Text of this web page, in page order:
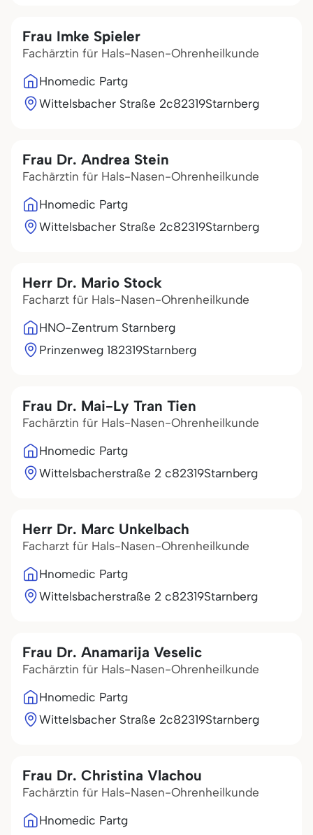
Frau Imke Spieler
Fachärztin für Hals-Nasen-Ohrenheilkunde
Hnomedic Partg
Wittelsbacher Straße 2c82319Starnberg
Frau Dr. Andrea Stein
Fachärztin für Hals-Nasen-Ohrenheilkunde
Hnomedic Partg
Wittelsbacher Straße 2c82319Starnberg
Herr Dr. Mario Stock
Facharzt für Hals-Nasen-Ohrenheilkunde
HNO-Zentrum Starnberg
Prinzenweg 182319Starnberg
Frau Dr. Mai-Ly Tran Tien
Fachärztin für Hals-Nasen-Ohrenheilkunde
Hnomedic Partg
Wittelsbacherstraße 2 c82319Starnberg
Herr Dr. Marc Unkelbach
Facharzt für Hals-Nasen-Ohrenheilkunde
Hnomedic Partg
Wittelsbacherstraße 2 c82319Starnberg
Frau Dr. Anamarija Veselic
Fachärztin für Hals-Nasen-Ohrenheilkunde
Hnomedic Partg
Wittelsbacher Straße 2c82319Starnberg
Frau Dr. Christina Vlachou
Fachärztin für Hals-Nasen-Ohrenheilkunde
Hnomedic Partg